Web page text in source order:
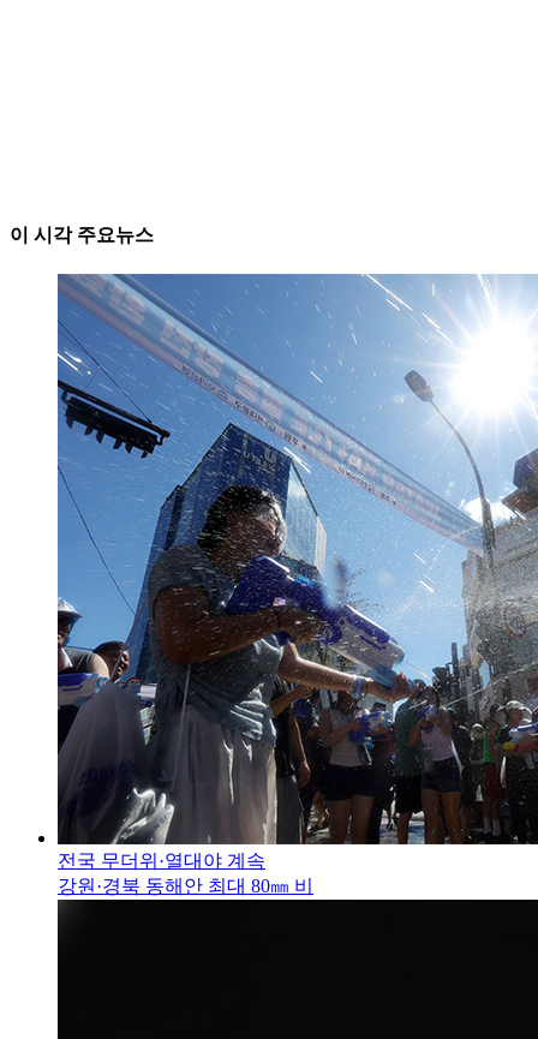
이 시각 주요뉴스
전국 무더위·열대야 계속
강원·경북 동해안 최대 80㎜ 비